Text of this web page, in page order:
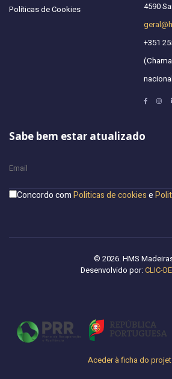
Políticas de Cookies
4590
+351
Sabe bem estar atualizado
Concordo comPoliticas de cookiese
© 2026. HMS
Desenvolvido por:CLIC-
Aceder à ficha do